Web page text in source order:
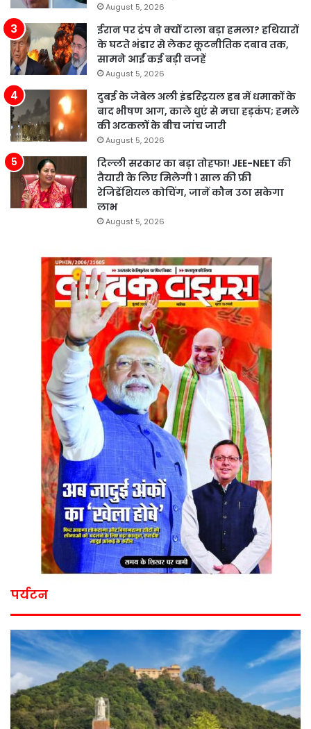
August 5, 2026
ईरान पर ट्रंप ने क्यों टाला बड़ा हमला? हथियारों
के घटते भंडार से लेकर कूटनीतिक दबाव तक,
सामने आईं कई बड़ी वजहें
August 5, 2026
दुबई के जेबेल अली इंडस्ट्रियल हब में धमाकों के
बाद भीषण आग, काले धुएं से मचा हड़कंप; हमले
की अटकलों के बीच जांच जारी
August 5, 2026
दिल्ली सरकार का बड़ा तोहफा! JEE-NEET की
तैयारी के लिए मिलेगी 1 साल की फ्री
रेजिडेंशियल कोचिंग, जानें कौन उठा सकेगा
लाभ
August 5, 2026
पर्यटन